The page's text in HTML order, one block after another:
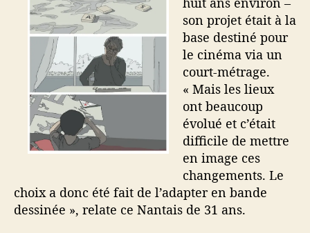
son projet était à la
base destiné pour
le cinéma via un
court-métrage.
« Mais les lieux
ont beaucoup
évolué et c’était
difficile de mettre
en image ces
changements. Le
choix a donc été fait de l’adapter en bande
dessinée », relate ce Nantais de 31 ans.